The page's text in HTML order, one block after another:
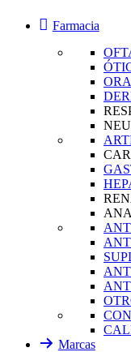
Farmacia
Marcas